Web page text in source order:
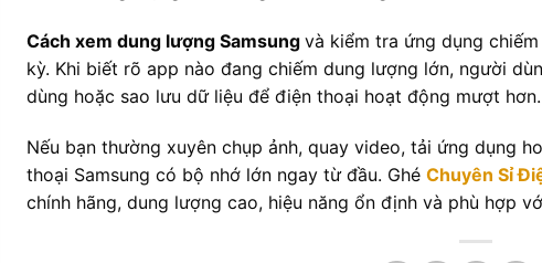
Cách xem dung lượng Samsungvà kiểm tra ứng dụng
kỳ. Khi biết rõ app nào đang chiếm dung lượng lớn, người
dùng hoặc sao lưu dữ liệu để điện thoại hoạt động mượt hơn.
Nếu bạn thường xuyên chụp ảnh, quay video, tải ứng dụng
thoại Samsung có bộ nhớ lớn ngay từ đầu. GhéChuyên Sỉ
chính hãng, dung lượng cao, hiệu năng ổn định và phù hợp